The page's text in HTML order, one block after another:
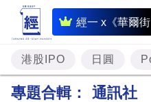
經一 x《華爾街
即
時
財
經
港股IPO 日圓
專題合輯： 通訊社